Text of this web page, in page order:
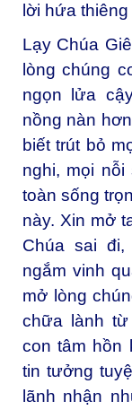
lời hứa
Lạy Chúa
lòng chúng
ngọn lửa
nồng nàn
biết trút bỏ
nghi, mọi
toàn sống
này. Xin mở
Chúa sai
ngắm vinh
mở lòng
chữa lành
con tâm hồn
tin tưởng
lãnh nhận